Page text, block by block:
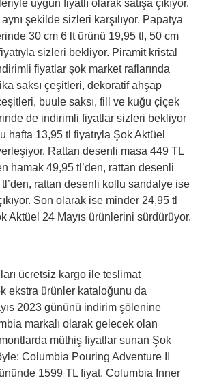
uygun fiyatlı olarak satışa çıkıyor.
şekilde sizleri karşılıyor. Papatya
30 cm 6 lt ürünü 19,95 tl, 50 cm
sizleri bekliyor. Piramit kristal
fiyatlar şok market raflarında
saksı çeşitleri, dekoratif ahşap
buule saksı, fill ve kuğu çiçek
de indirimli fiyatlar sizleri bekliyor
hafta 13,95 tl fiyatıyla Şok Aktüel
Rattan desenli masa 449 TL
hamak 49,95 tl’den, rattan desenli
rattan desenli kollu sandalye ise
Son olarak ise minder 24,95 tl
Aktüel 24 Mayıs ürünlerini sürdürüyor.
ücretsiz kargo ile teslimat
ekstra ürünler kataloğunu da
2023 gününü indirim şölenine
markalı olarak gelecek olan
müthiş fiyatlar sunan Şok
Columbia Pouring Adventure II
1599 TL fiyat, Columbia Inner